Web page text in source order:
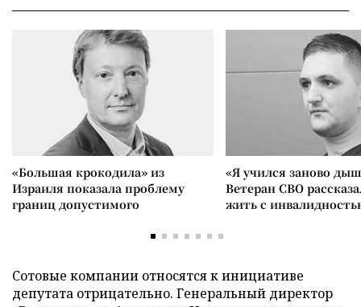
«Большая крокодила» из
Израиля показала проблему
границ допустимого
«Я учился заново
Ветеран СВО
жить с
Сотовые компании относятся к инициативе
депутата отрицательно. Генеральный директор